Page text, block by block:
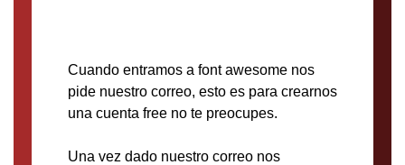
Cuando entramos a font awesome nos
pide nuestro correo, esto es para crearnos
una cuenta free no te preocupes.
Una vez dado nuestro correo nos